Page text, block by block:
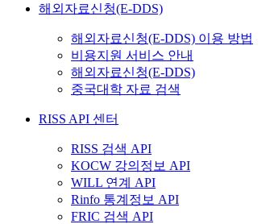
해외자료신청(E-DDS)
해외자료신청(E-DDS) 이용 방법
비용지원 서비스 안내
해외자료신청(E-DDS)
중국대학 자료 검색
RISS API 센터
RISS 검색 API
KOCW 강의정보 API
WILL 연계 API
Rinfo 통계정보 API
FRIC 검색 API